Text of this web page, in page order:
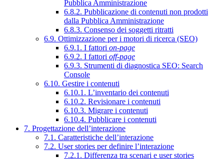
Pubblica Amministrazione
6.8.2. Pubblicazione di contenuti non prodotti
dalla Pubblica Amministrazione
6.8.3. Consenso dei soggetti ritratti
6.9. Ottimizzazione per i motori di ricerca (SEO)
6.9.1. I fattori on-page
6.9.2. I fattori off-page
6.9.3. Strumenti di diagnostica SEO: Search
Console
6.10. Gestire i contenuti
6.10.1. L’inventario dei contenuti
6.10.2. Revisionare i contenuti
6.10.3. Migrare i contenuti
6.10.4. Pubblicare i contenuti
7. Progettazione dell’interazione
7.1. Caratteristiche dell’interazione
7.2. User stories per definire l’interazione
7.2.1. Differenza tra scenari e user stories